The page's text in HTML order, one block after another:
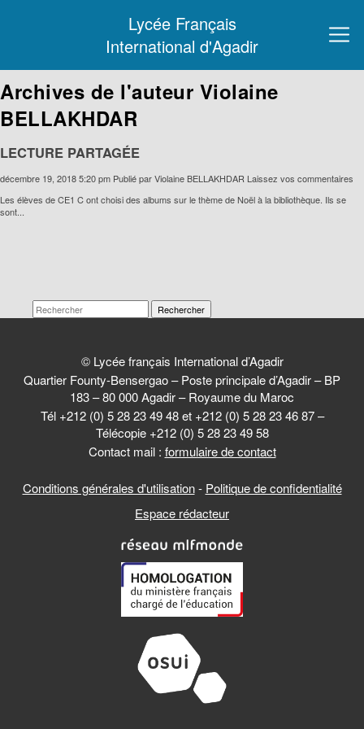
Lycée Français
International d'Agadir
Archives de l'auteur Violaine
BELLAKHDAR
LECTURE PARTAGÉE
décembre 19, 2018 5:20 pm Publié parViolaine BELLAKHDAR Laissez vos commentaires
Les élèves de CE1 C ont choisi des albums sur le thème de Noël à la bibliothèque. Ils se
sont...
Rechercher
© Lycée français International d’Agadir
Quartier Founty-Bensergao – Poste principale d’Agadir – BP
183 – 80 000 Agadir – Royaume du Maroc
Tél +212 (0) 5 28 23 49 48 et +212 (0) 5 28 23 46 87 –
Télécopie +212 (0) 5 28 23 49 58
Contact mail : formulaire de contact
Conditions générales d'utilisation- Politique de confidentialité
Espace rédacteur